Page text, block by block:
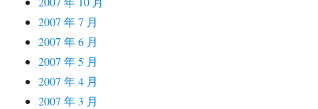
2007 年 7 月
2007 年 6 月
2007 年 5 月
2007 年 4 月
2007 年 3 月